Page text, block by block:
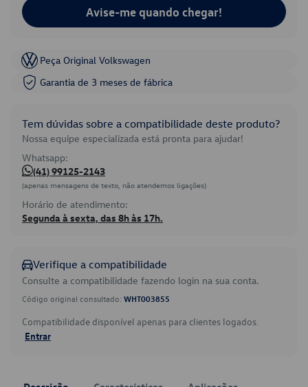
Avise-me quando chegar!
Peça Original Volkswagen
Garantia de 3 meses de fábrica
Tem dúvidas sobre a compatibilidade deste produto?
Nossa equipe especializada está pronta para ajudar!
Whatsapp:
(41) 99125-2143
(apenas mensagens de texto, não atendemos ligações)
Horário de atendimento:
Segunda à sexta, das 8h às 17h.
Verifique a compatibilidade
Consulte a compatibilidade fazendo login na sua conta.
Código original consultado: WHT003855
Compatibilidade disponível apenas para clientes logados.
Entrar